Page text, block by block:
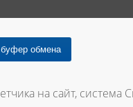
на сайт, система